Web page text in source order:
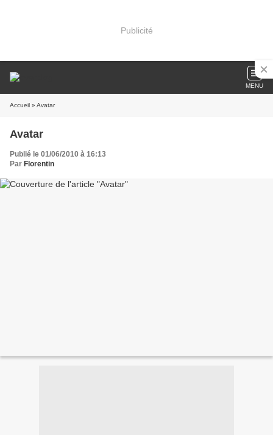
Publicité
MENU
Accueil » Avatar
Avatar
Publié le 01/06/2010 à 16:13
Par Florentin